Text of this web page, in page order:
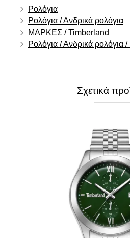
Ρολόγια
Ρολόγια / Ανδρικά ρολόγια
ΜΑΡΚΕΣ / Timberland
Ρολόγια / Ανδρικά ρολόγια
Σχετικά